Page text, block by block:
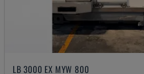
LB 3000 EX MYW 800